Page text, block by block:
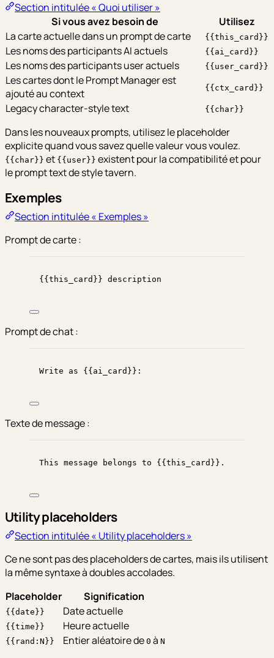
Section intitulée « Quoi utiliser »
Si vous avez besoin de
Utilisez
La carte actuelle dans un prompt de carte
{{this_card}}
Les noms des participants AI actuels {{ai_card}}
Les noms des participants user actuels {{user_card}}
Les cartes dont le Prompt Manager est
ajouté au context
{{ctx_card}}
Legacy character-style text {{char}}
Dans les nouveaux prompts, utilisez le placeholder
explicite quand vous savez quelle valeur vous voulez.
{{char}} et {{user}} existent pour la compatibilité et pour
le prompt text de style tavern.
Exemples
Section intitulée « Exemples »
Prompt de carte :
{{this_card}} description
Prompt de chat :
Write as {{ai_card}}:
Texte de message :
This message belongs to {{this_card}}.
Utility placeholders
Section intitulée « Utility placeholders »
Ce ne sont pas des placeholders de cartes, mais ils utilisent
la même syntaxe à doubles accolades.
Placeholder
Signification
{{date}} Date actuelle
{{time}} Heure actuelle
{{rand:N}} Entier aléatoire de 0 à N